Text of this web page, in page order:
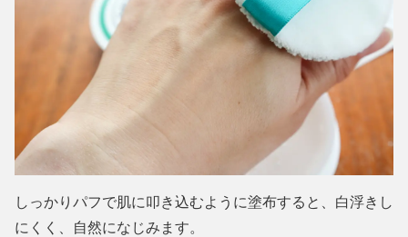
しっかりパフで肌に叩き込むように塗布すると、白浮きし
にくく、自然になじみます。